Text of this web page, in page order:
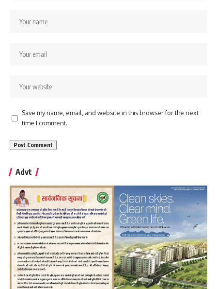
Save my name, email, and website in this browser for the next
time I comment.
Advt